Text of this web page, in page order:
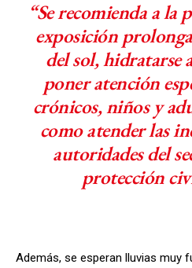
“Se recomienda a
exposición
del sol, hidratarse
poner atención
crónicos, niños y
como atender las
autoridades del
protección
Además, se esperan lluvias muy